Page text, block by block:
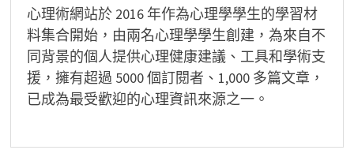
心理術網站於 2016 年作為心理學學生的學習材
料集合開始，由兩名心理學學生創建，為來自不
同背景的個人提供心理健康建議、工具和學術支
援，擁有超過 5000 個訂閱者、1,000 多篇文章，
已成為最受歡迎的心理資訊來源之一。